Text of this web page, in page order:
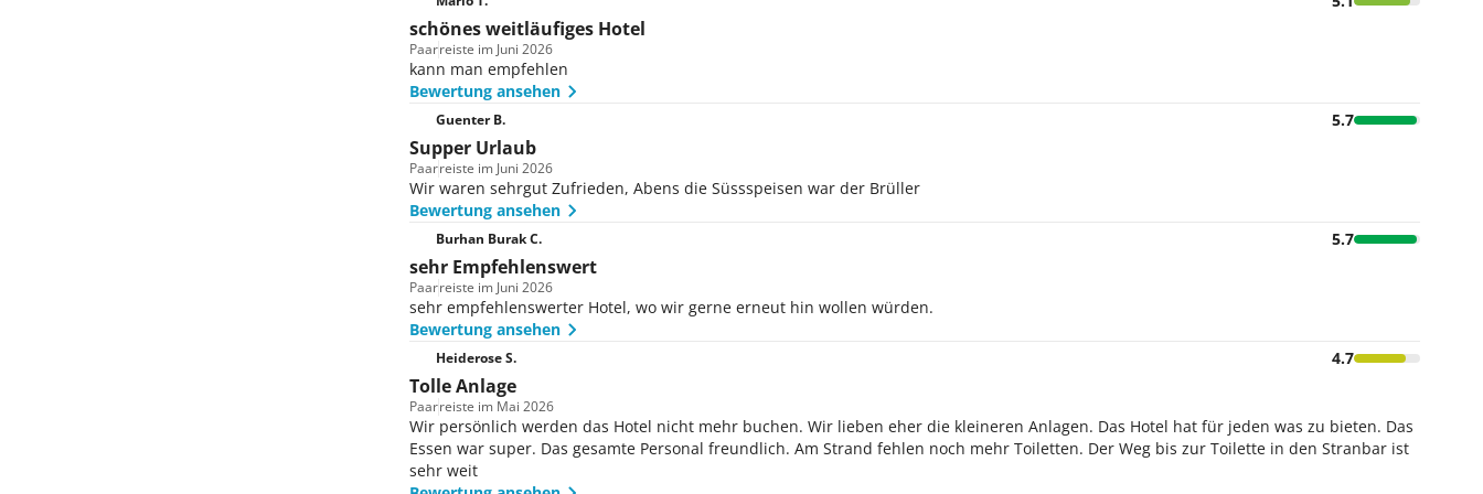
Für deine Bequemlichkeit findest du Geschäfte, einen Souvenir-Shop, eine Apotheke und einen Minimarkt direkt in
der Anlage. Ein Express Check-in und Late Check-out sind auf Anfrage und teilweise gegen Gebühr möglich. Eine
Ladestation für Elektrofahrzeuge steht dir ebenfalls kostenfrei zur Verfügung.
schönes weitläufiges Hotel
Paarreiste im Juni 2026
kann man empfehlen
Bewertung ansehen
Guenter B. 5.7
Supper Urlaub
Paarreiste im Juni 2026
Wir waren sehrgut Zufrieden, Abens die Süssspeisen war der Brüller
Bewertung ansehen
Burhan Burak C. 5.7
sehr Empfehlenswert
Paarreiste im Juni 2026
sehr empfehlenswerter Hotel, wo wir gerne erneut hin wollen würden.
Bewertung ansehen
Heiderose S. 4.7
Tolle Anlage
Paarreiste im Mai 2026
Wir persönlich werden das Hotel nicht mehr buchen. Wir lieben eher die kleineren Anlagen. Das Hotel hat für jeden was zu bieten. Das
Essen war super. Das gesamte Personal freundlich. Am Strand fehlen noch mehr Toiletten. Der Weg bis zur Toilette in den Stranbar ist
sehr weit